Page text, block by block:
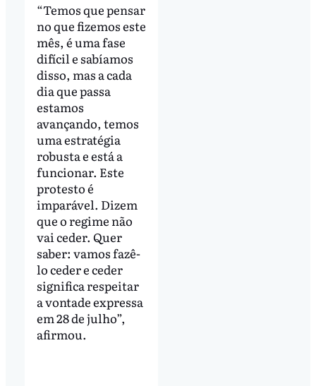
“Temos que pensar
no que fizemos este
mês, é uma fase
difícil e sabíamos
disso, mas a cada
dia que passa
estamos
avançando, temos
uma estratégia
robusta e está a
funcionar. Este
protesto é
imparável. Dizem
que o regime não
vai ceder. Quer
saber: vamos fazê-
lo ceder e ceder
significa respeitar
a vontade expressa
em 28 de julho”,
afirmou.